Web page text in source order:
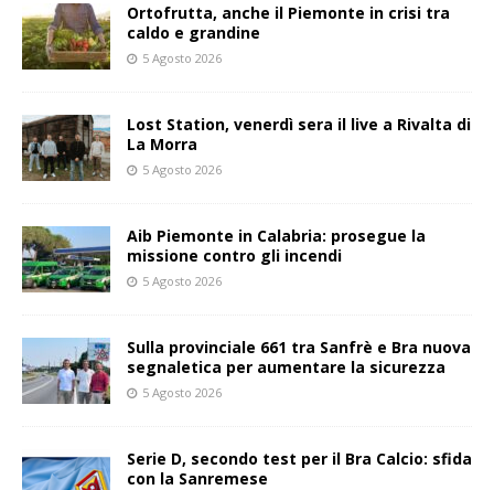
Ortofrutta, anche il Piemonte in crisi tra
caldo e grandine
5 Agosto 2026
Lost Station, venerdì sera il live a Rivalta di
La Morra
5 Agosto 2026
Aib Piemonte in Calabria: prosegue la
missione contro gli incendi
5 Agosto 2026
Sulla provinciale 661 tra Sanfrè e Bra nuova
segnaletica per aumentare la sicurezza
5 Agosto 2026
Serie D, secondo test per il Bra Calcio: sfida
con la Sanremese